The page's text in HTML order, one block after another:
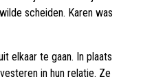
scheiden. Karen was
elkaar te gaan. In plaats
in hun relatie. Ze